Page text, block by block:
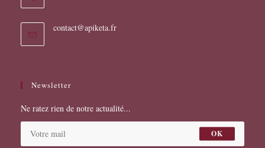
contact@apiketa.frS’ouvre
Newsletter
Ne ratez rien de notre actualité...
OK